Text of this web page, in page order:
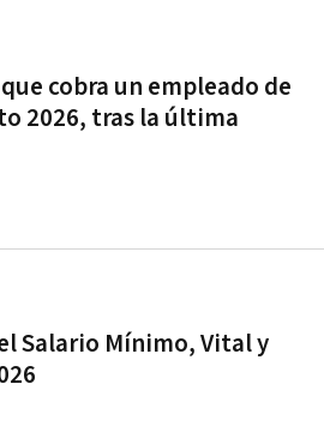
cobra un empleado de
2026, tras la última
Salario Mínimo, Vital y